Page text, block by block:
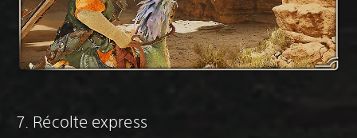
‎7. Récolte express